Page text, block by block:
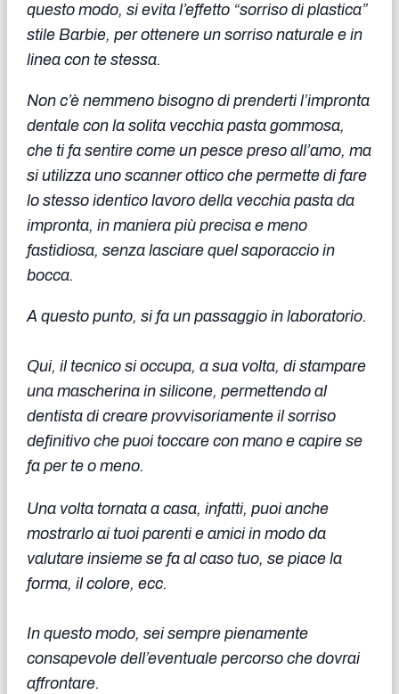
questo modo, si evita l’effetto “sorriso di plastica”
stile Barbie, per ottenere un sorriso naturale e in
linea con te stessa.
Non c’è nemmeno bisogno di prenderti l’impronta
dentale con la solita vecchia pasta gommosa,
che ti fa sentire come un pesce preso all’amo, ma
si utilizza uno scanner ottico che permette di fare
lo stesso identico lavoro della vecchia pasta da
impronta, in maniera più precisa e meno
fastidiosa, senza lasciare quel saporaccio in
bocca.
A questo punto, si fa un passaggio in laboratorio.
Qui, il tecnico si occupa, a sua volta, di stampare
una mascherina in silicone, permettendo al
dentista di creare provvisoriamente il sorriso
definitivo che puoi toccare con mano e capire se
fa per te o meno.
Una volta tornata a casa, infatti, puoi anche
mostrarlo ai tuoi parenti e amici in modo da
valutare insieme se fa al caso tuo, se piace la
forma, il colore, ecc.
In questo modo, sei sempre pienamente
consapevole dell’eventuale percorso che dovrai
affrontare.